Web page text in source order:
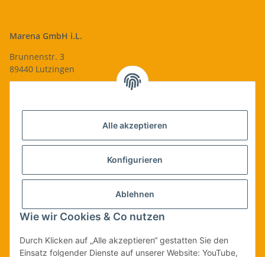
Alle akzeptieren
Konfigurieren
Ablehnen
Wie wir Cookies & Co nutzen
Durch Klicken auf „Alle akzeptieren“ gestatten Sie den
Einsatz folgender Dienste auf unserer Website: YouTube,
Marena GmbH i.L.
Brunnenstr. 3
89440 Lutzingen